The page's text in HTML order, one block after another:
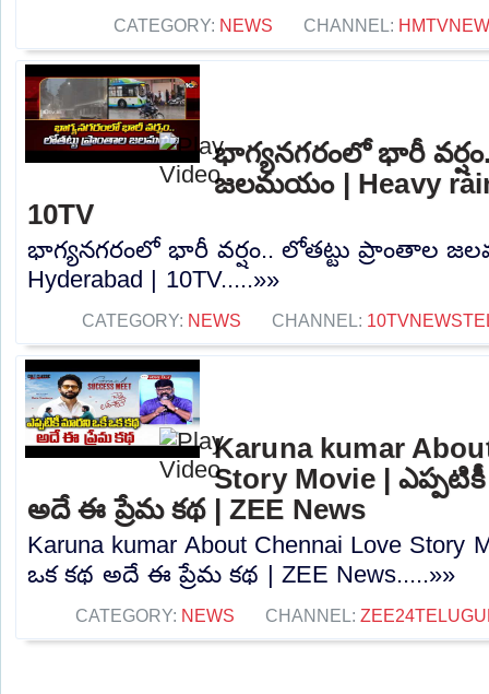
CATEGORY: NEWS CHANNEL:
భాగ్యనగరంలో భారీ
జలమయం | Heavy
10TV
భాగ్యనగరంలో భారీ వర్షం.. లోతట్టు ప్రాంతాల
Hyderabad | 10TV.....»»
CATEGORY: NEWS CHANNEL:
Karuna kumar
Story Movie |
అదే ఈ ప్రేమ కథ | ZEE News
Karuna kumar About Chennai Love
ఒక కథ అదే ఈ ప్రేమ కథ | ZEE News.....»»
CATEGORY: NEWS CHANNEL: